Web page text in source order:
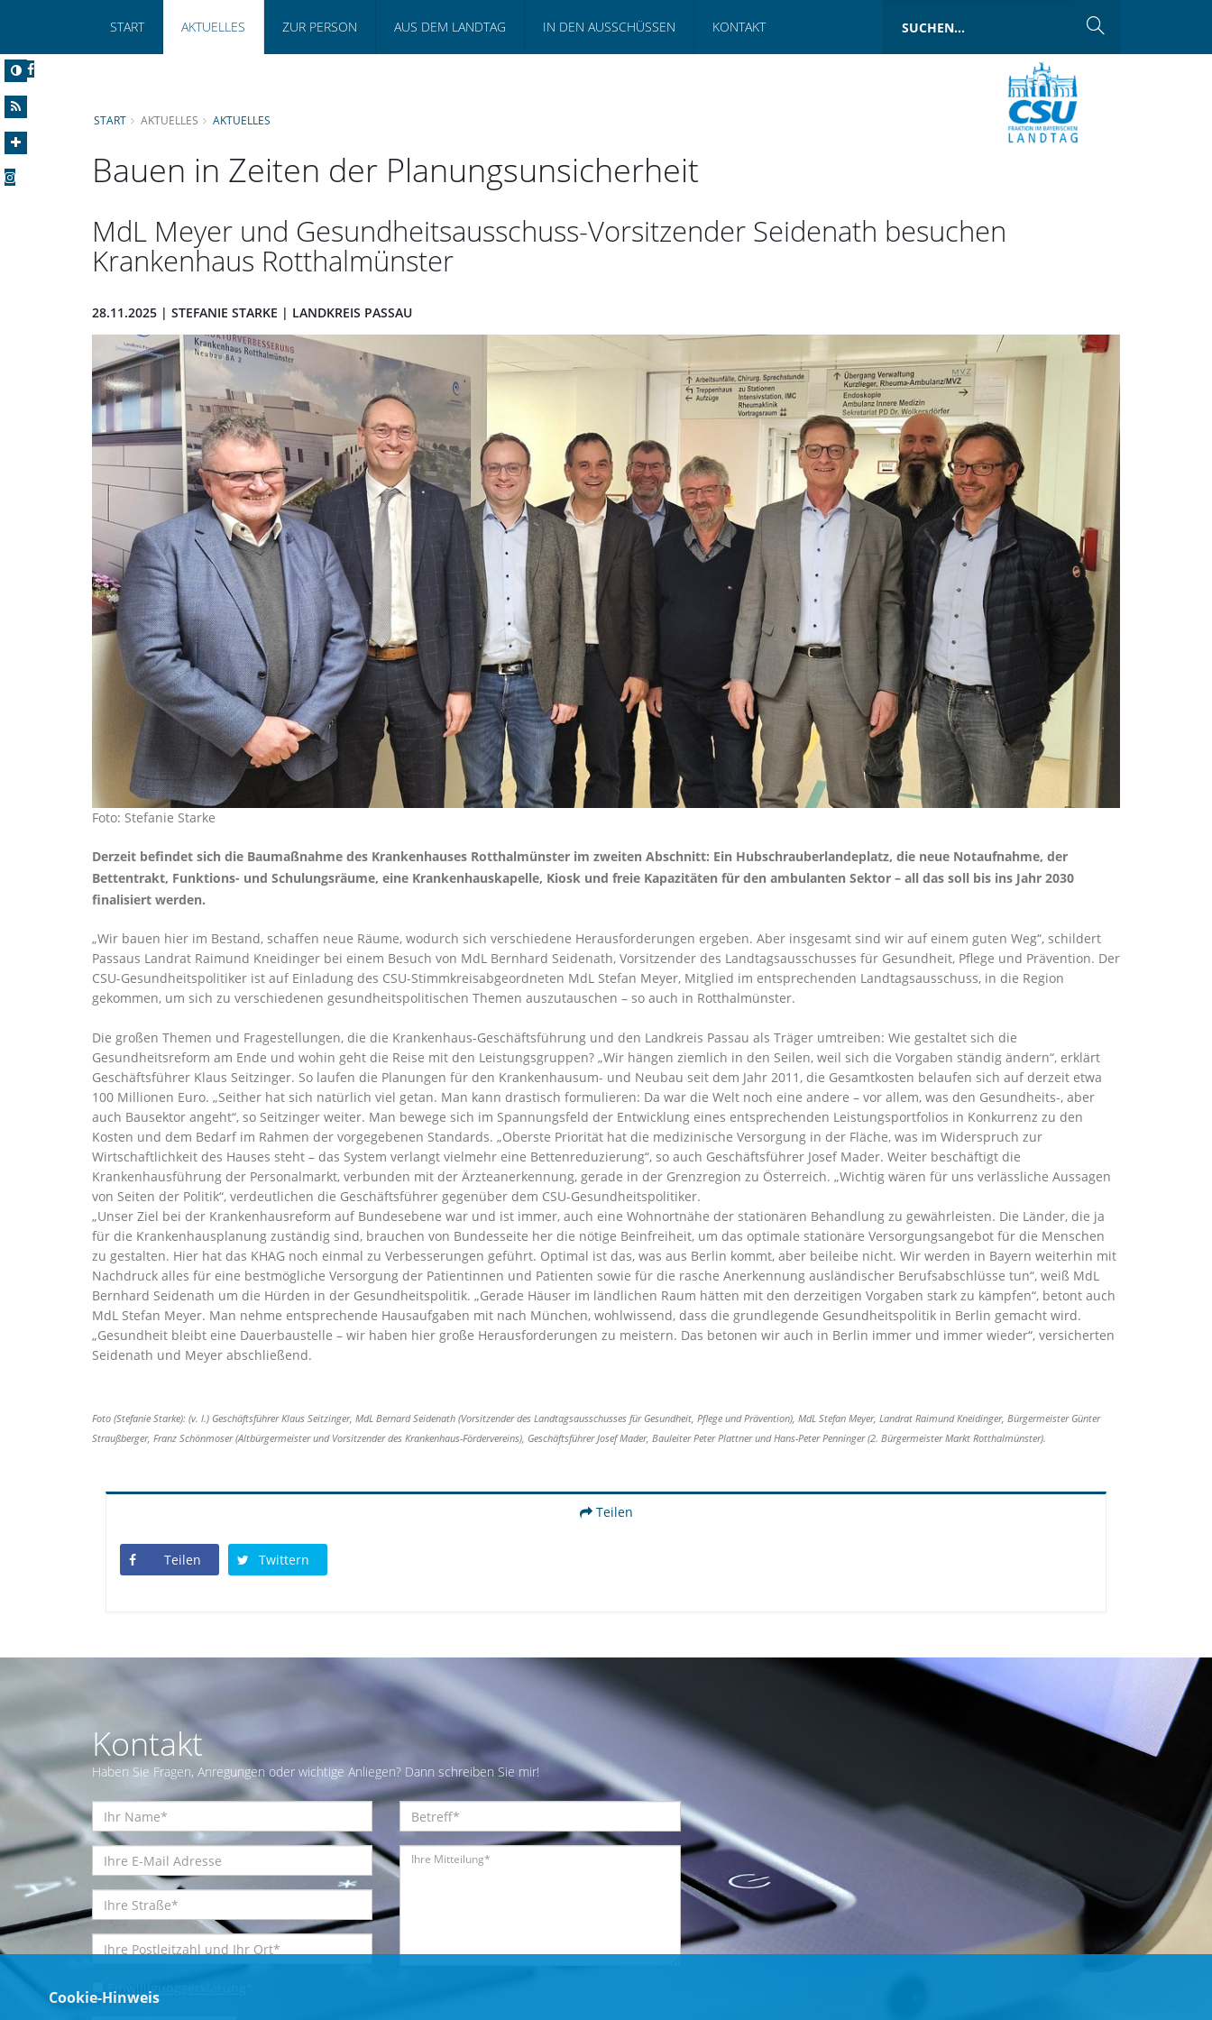
START AKTUELLES ZUR PERSON AUS DEM LANDTAG IN DEN AUSSCHÜSSEN KONTAKT
START AKTUELLES AKTUELLES
Bauen in Zeiten der Planungsunsicherheit
MdL Meyer und Gesundheitsausschuss-Vorsitzender Seidenath besuchen
Krankenhaus Rotthalmünster
28.11.2025 | STEFANIE STARKE | LANDKREIS PASSAU
Foto: Stefanie Starke
Derzeit befindet sich die Baumaßnahme des Krankenhauses Rotthalmünster im zweiten Abschnitt: Ein Hubschrauberlandeplatz, die neue Notaufnahme, der
Bettentrakt, Funktions- und Schulungsräume, eine Krankenhauskapelle, Kiosk und freie Kapazitäten für den ambulanten Sektor – all das soll bis ins Jahr 2030
finalisiert werden.
Wir bauen hier im Bestand, schaffen neue Räume, wodurch sich verschiedene Herausforderungen ergeben. Aber insgesamt sind wir auf einem guten Weg“, schildert
Passaus Landrat Raimund Kneidinger bei einem Besuch von MdL Bernhard Seidenath, Vorsitzender des Landtagsausschusses für Gesundheit, Pflege und Prävention. Der
CSU-Gesundheitspolitiker ist auf Einladung des CSU-Stimmkreisabgeordneten MdL Stefan Meyer, Mitglied im entsprechenden Landtagsausschuss, in die Region
gekommen, um sich zu verschiedenen gesundheitspolitischen Themen auszutauschen – so auch in Rotthalmünster.
Die großen Themen und Fragestellungen, die die Krankenhaus-Geschäftsführung und den Landkreis Passau als Träger umtreiben: Wie gestaltet sich die
Gesundheitsreform am Ende und wohin geht die Reise mit den Leistungsgruppen? „Wir hängen ziemlich in den Seilen, weil sich die Vorgaben ständig ändern“, erklärt
Geschäftsführer Klaus Seitzinger. So laufen die Planungen für den Krankenhausum- und Neubau seit dem Jahr 2011, die Gesamtkosten belaufen sich auf derzeit etwa
100 Millionen Euro. „Seither hat sich natürlich viel getan. Man kann drastisch formulieren: Da war die Welt noch eine andere – vor allem, was den Gesundheits-, aber
auch Bausektor angeht“, so Seitzinger weiter. Man bewege sich im Spannungsfeld der Entwicklung eines entsprechenden Leistungsportfolios in Konkurrenz zu den
Kosten und dem Bedarf im Rahmen der vorgegebenen Standards. „Oberste Priorität hat die medizinische Versorgung in der Fläche, was im Widerspruch zur
Wirtschaftlichkeit des Hauses steht – das System verlangt vielmehr eine Bettenreduzierung“, so auch Geschäftsführer Josef Mader. Weiter beschäftigt die
Krankenhausführung der Personalmarkt, verbunden mit der Ärzteanerkennung, gerade in der Grenzregion zu Österreich. „Wichtig wären für uns verlässliche Aussagen
von Seiten der Politik“, verdeutlichen die Geschäftsführer gegenüber dem CSU-Gesundheitspolitiker.
Unser Ziel bei der Krankenhausreform auf Bundesebene war und ist immer, auch eine Wohnortnähe der stationären Behandlung zu gewährleisten. Die Länder, die ja
für die Krankenhausplanung zuständig sind, brauchen von Bundesseite her die nötige Beinfreiheit, um das optimale stationäre Versorgungsangebot für die Menschen
zu gestalten. Hier hat das KHAG noch einmal zu Verbesserungen geführt. Optimal ist das, was aus Berlin kommt, aber beileibe nicht. Wir werden in Bayern weiterhin mit
Nachdruck alles für eine bestmögliche Versorgung der Patientinnen und Patienten sowie für die rasche Anerkennung ausländischer Berufsabschlüsse tun“, weiß MdL
Bernhard Seidenath um die Hürden in der Gesundheitspolitik. „Gerade Häuser im ländlichen Raum hätten mit den derzeitigen Vorgaben stark zu kämpfen“, betont auch
MdL Stefan Meyer. Man nehme entsprechende Hausaufgaben mit nach München, wohlwissend, dass die grundlegende Gesundheitspolitik in Berlin gemacht wird.
Gesundheit bleibt eine Dauerbaustelle – wir haben hier große Herausforderungen zu meistern. Das betonen wir auch in Berlin immer und immer wieder“, versicherten
Seidenath und Meyer abschließend.
Foto (Stefanie Starke): (v. l.) Geschäftsführer Klaus Seitzinger, MdL Bernard Seidenath (Vorsitzender des Landtagsausschusses für Gesundheit, Pflege und Prävention), MdL Stefan Meyer, Landrat Raimund Kneidinger, Bürgermeister Günter
Straußberger, Franz Schönmoser (Altbürgermeister und Vorsitzender des Krankenhaus-Fördervereins), Geschäftsführer Josef Mader, Bauleiter Peter Plattner und Hans-Peter Penninger (2. Bürgermeister Markt Rotthalmünster).
Teilen
Teilen Twittern
Kontakt
Haben Sie Fragen, Anregungen oder wichtige Anliegen? Dann schreiben Sie mir!
Einwilligungserklärung
Cookie-Hinweis